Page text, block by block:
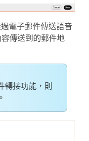
電子郵件傳送語音
傳送到的郵件地
轉接功能，則